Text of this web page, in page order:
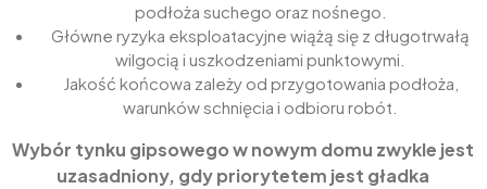
podłoża suchego oraz nośnego.
Główne ryzyka eksploatacyjne wiążą się z długotrwałą
wilgocią i uszkodzeniami punktowymi.
Jakość końcowa zależy od przygotowania podłoża,
warunków schnięcia i odbioru robót.
Wybór tynku gipsowego w nowym domu zwykle jest
uzasadniony, gdy priorytetem jest gładka